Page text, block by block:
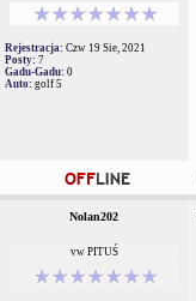
Rejestracja: Czw 19 Sie, 2021
Posty: 7
Gadu-Gadu: 0
Auto: golf 5
Nolan202
vw PITUŚ